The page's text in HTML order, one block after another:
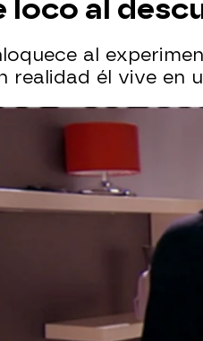
loco al
al
realidad él vive en